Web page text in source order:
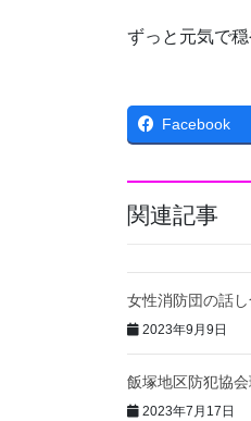
ずっと元気で
Facebook
関連記事
女性消防団の話
2023年9月9日
飯塚地区防犯協
2023年7月17日